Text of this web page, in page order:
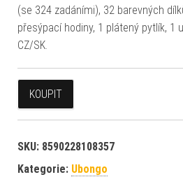
(se 324 zadáními), 32 barevných
přesýpací hodiny, 1 plátený pytlík, 1
CZ/SK.
KOUPIT
SKU: 8590228108357
Kategorie: Ubongo